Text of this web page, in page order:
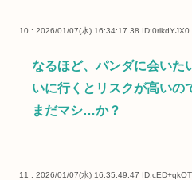
10 : 2026/01/07(水) 16:34:17.38 ID:0rlkdYJX0
なるほど、パンダに会いた
いに行くとリスクが高いの
まだマシ…か？
11 : 2026/01/07(水) 16:35:49.47